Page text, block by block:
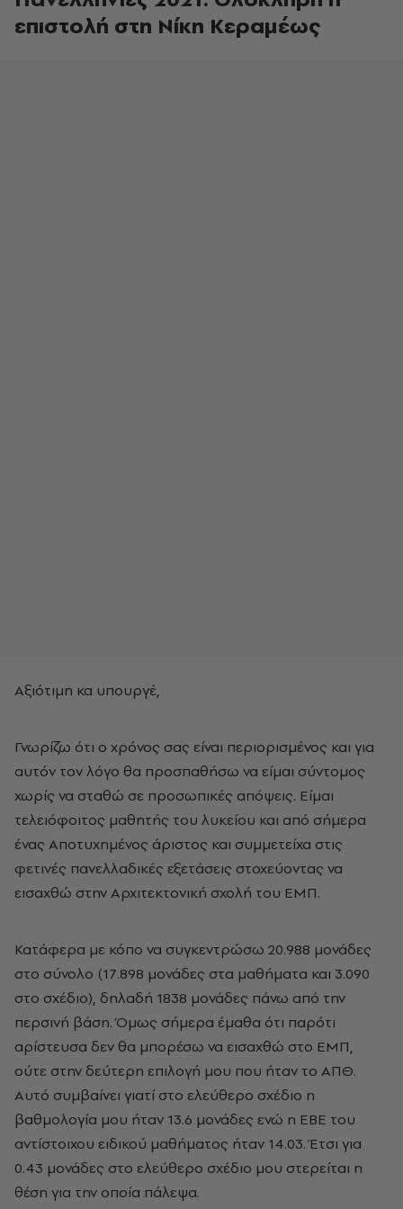
επιστολή στη Νίκη Κεραμέως
Αξιότιμη κα υπουργέ,
Γνωρίζω ότι ο χρόνος σας είναι περιορισμένος και για
αυτόν τον λόγο θα προσπαθήσω να είμαι σύντομος
χωρίς να σταθώ σε προσωπικές απόψεις. Είμαι
τελειόφοιτος μαθητής του λυκείου και από σήμερα
ένας Αποτυχημένος άριστος και συμμετείχα στις
φετινές πανελλαδικές εξετάσεις στοχεύοντας να
εισαχθώ στην Αρχιτεκτονική σχολή του ΕΜΠ.
Κατάφερα με κόπο να συγκεντρώσω 20.988 μονάδες
στο σύνολο (17.898 μονάδες στα μαθήματα και 3.090
στο σχέδιο), δηλαδή 1838 μονάδες πάνω από την
περσινή βάση. Όμως σήμερα έμαθα ότι παρότι
αρίστευσα δεν θα μπορέσω να εισαχθώ στο ΕΜΠ,
ούτε στην δεύτερη επιλογή μου που ήταν το ΑΠΘ.
Αυτό συμβαίνει γιατί στο ελεύθερο σχέδιο η
βαθμολογία μου ήταν 13.6 μονάδες ενώ η ΕΒΕ του
αντίστοιχου ειδικού μαθήματος ήταν 14.03. Έτσι για
0.43 μονάδες στο ελεύθερο σχέδιο μου στερείται η
θέση για την οποία πάλεψα.